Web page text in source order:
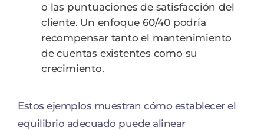
o las puntuaciones de satisfacción del
cliente. Un enfoque 60/40 podría
recompensar tanto el mantenimiento
de cuentas existentes como su
crecimiento.
Estos ejemplos muestran cómo establecer el
equilibrio adecuado puede alinear